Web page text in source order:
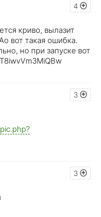
4
криво, вылазит
вот такая ошибка.
но при запуске вот
3
3